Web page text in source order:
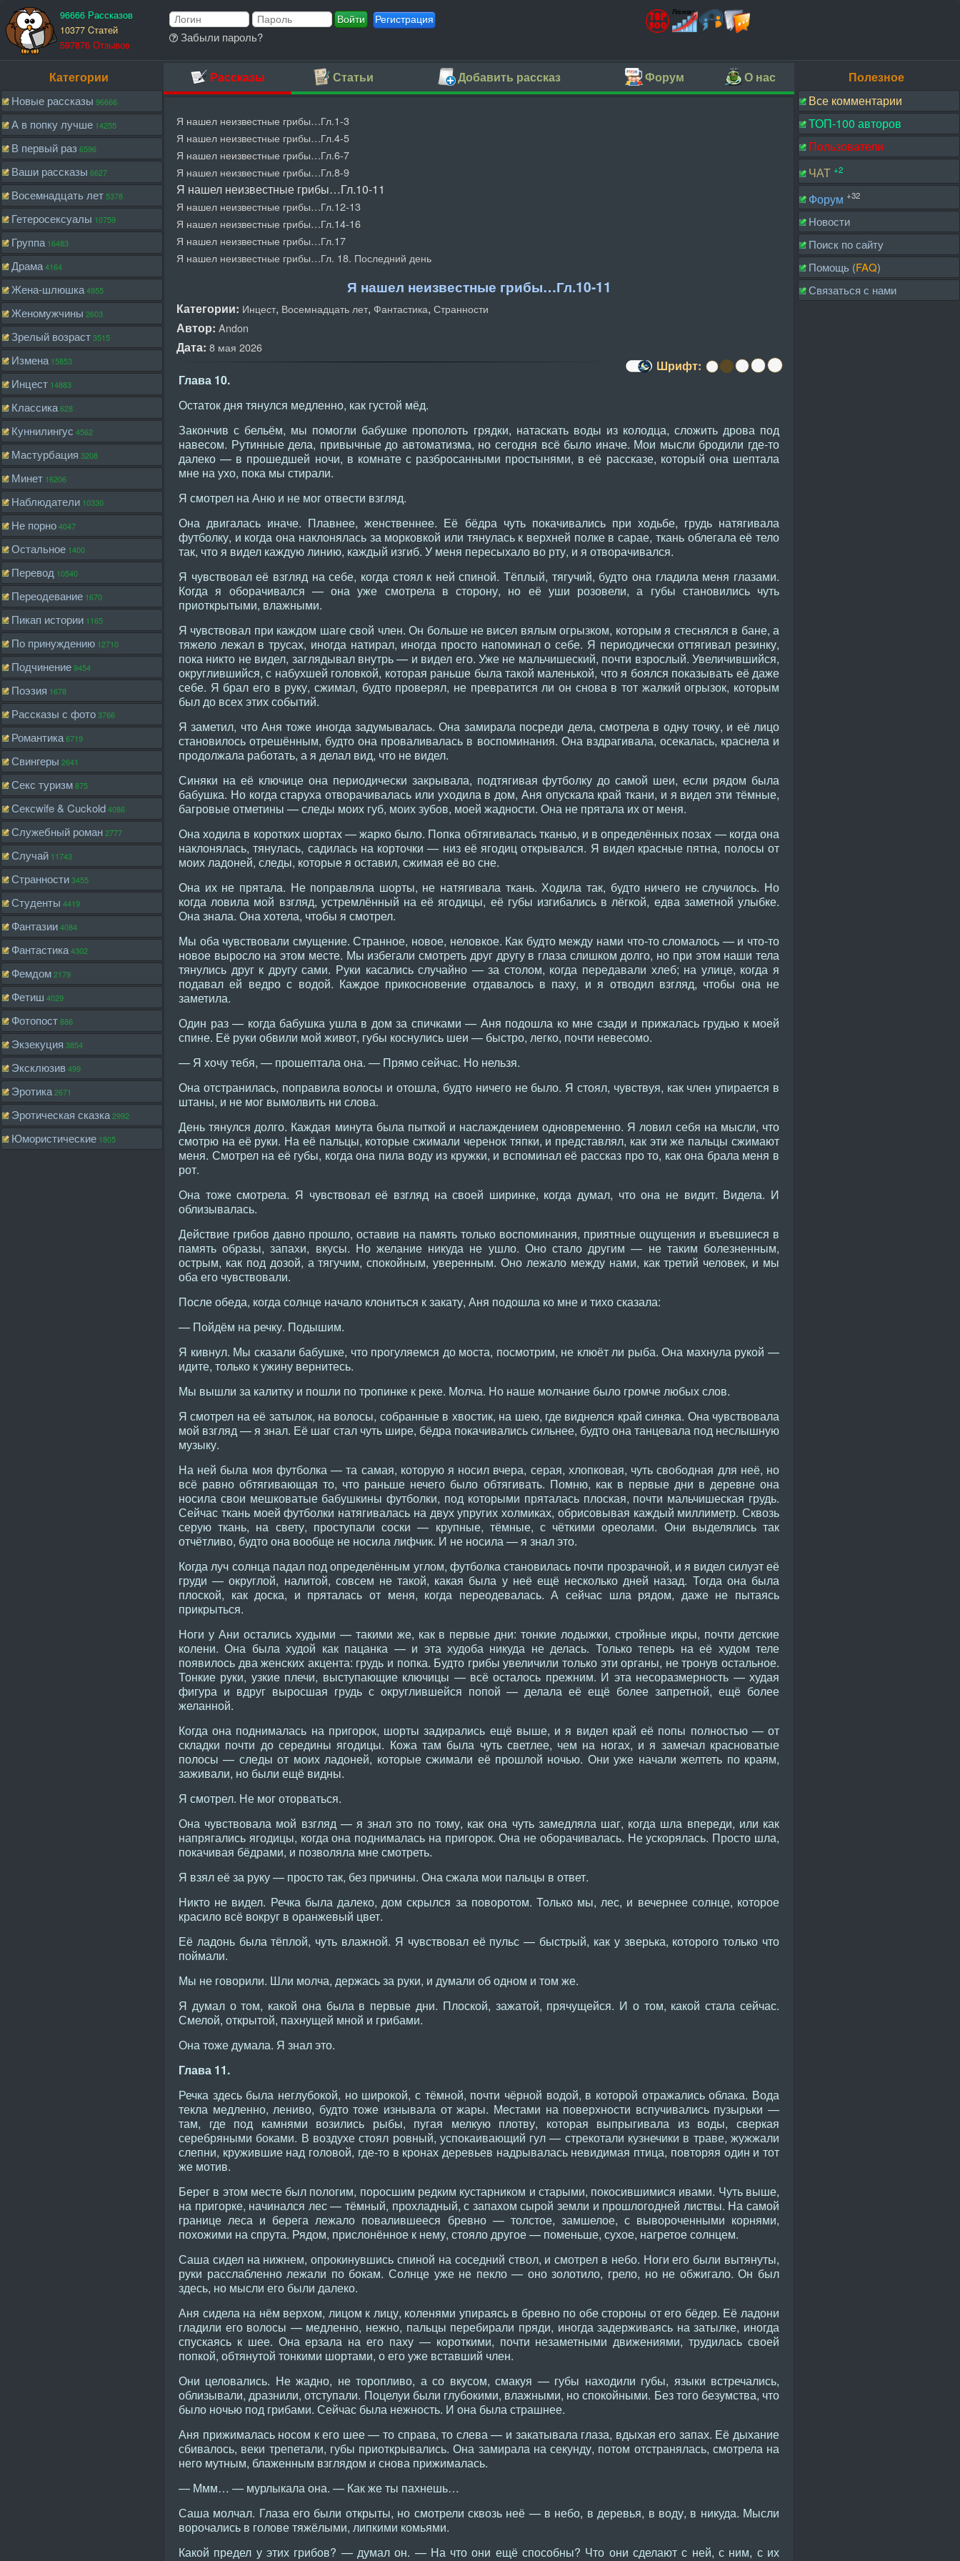
96666 Рассказов
10377 Cтатей
597876 Отзывов
Регистрация
Забыли пароль?
Категории
Новые рассказы 96666
А в попку лучше 14255
В первый раз6596
Ваши рассказы 6627
Восемнадцать лет5378
Гетеросексуалы 10759
Группа 16483
Драма4164
Жена-шлюшка4955
Женомужчины 2603
Зрелый возраст3515
Измена 15853
Инцест 14883
Классика628
Куннилингус 4562
Мастурбация 3208
Минет 16206
Наблюдатели 10330
Не порно4047
Остальное 1400
Перевод 10540
Переодевание 1670
Пикап истории 1165
По принуждению 12710
Подчинение9454
Поэзия 1678
Рассказы с фото3766
Романтика6719
Свингеры 2641
Секс туризм875
Сексwife & Cuckold4086
Служебный роман2777
Случай 11743
Странности3455
Студенты 4419
Фантазии4084
Фантастика4302
Фемдом2179
Фетиш 4029
Фотопост886
Экзекуция 3854
Эксклюзив499
Эротика2671
Эротическая сказка2992
Юмористические 1805
Рассказы Статьи Добавить рассказ Форум О нас
Я нашел неизвестные грибы…Гл.1-3
Я нашел неизвестные грибы…Гл.4-5
Я нашел неизвестные грибы…Гл.6-7
Я нашел неизвестные грибы…Гл.8-9
Я нашел неизвестные грибы…Гл.10-11
Я нашел неизвестные грибы…Гл.12-13
Я нашел неизвестные грибы…Гл.14-16
Я нашел неизвестные грибы…Гл.17
Я нашел неизвестные грибы…Гл. 18. Последний день
Я нашел неизвестные грибы…Гл.10-11
Категории: Инцест, Восемнадцать лет, Фантастика, Странности
Автор: Andon
Дата: 8 мая 2026
Шрифт:
Глава 10.
Остаток дня тянулся медленно, как густой мёд.
Закончив с бельём, мы помогли бабушке прополоть грядки, натаскать воды из колодца, сложить дрова под
навесом. Рутинные дела, привычные до автоматизма, но сегодня всё было иначе. Мои мысли бродили где-то
далеко — в прошедшей ночи, в комнате с разбросанными простынями, в её рассказе, который она шептала
мне на ухо, пока мы стирали.
Я смотрел на Аню и не мог отвести взгляд.
Она двигалась иначе. Плавнее, женственнее. Её бёдра чуть покачивались при ходьбе, грудь натягивала
футболку, и когда она наклонялась за морковкой или тянулась к верхней полке в сарае, ткань облегала её тело
так, что я видел каждую линию, каждый изгиб. У меня пересыхало во рту, и я отворачивался.
Я чувствовал её взгляд на себе, когда стоял к ней спиной. Тёплый, тягучий, будто она гладила меня глазами.
Когда я оборачивался — она уже смотрела в сторону, но её уши розовели, а губы становились чуть
приоткрытыми, влажными.
Я чувствовал при каждом шаге свой член. Он больше не висел вялым огрызком, которым я стеснялся в бане, а
тяжело лежал в трусах, иногда натирал, иногда просто напоминал о себе. Я периодически оттягивал резинку,
пока никто не видел, заглядывал внутрь — и видел его. Уже не мальчишеский, почти взрослый. Увеличившийся,
округлившийся, с набухшей головкой, которая раньше была такой маленькой, что я боялся показывать её даже
себе. Я брал его в руку, сжимал, будто проверял, не превратится ли он снова в тот жалкий огрызок, которым
был до всех этих событий.
Я заметил, что Аня тоже иногда задумывалась. Она замирала посреди дела, смотрела в одну точку, и её лицо
становилось отрешённым, будто она проваливалась в воспоминания. Она вздрагивала, осекалась, краснела и
продолжала работать, а я делал вид, что не видел.
Синяки на её ключице она периодически закрывала, подтягивая футболку до самой шеи, если рядом была
бабушка. Но когда старуха отворачивалась или уходила в дом, Аня опускала край ткани, и я видел эти тёмные,
багровые отметины — следы моих губ, моих зубов, моей жадности. Она не прятала их от меня.
Она ходила в коротких шортах — жарко было. Попка обтягивалась тканью, и в определённых позах — когда она
наклонялась, тянулась, садилась на корточки — низ её ягодиц открывался. Я видел красные пятна, полосы от
моих ладоней, следы, которые я оставил, сжимая её во сне.
Она их не прятала. Не поправляла шорты, не натягивала ткань. Ходила так, будто ничего не случилось. Но
когда ловила мой взгляд, устремлённый на её ягодицы, её губы изгибались в лёгкой, едва заметной улыбке.
Она знала. Она хотела, чтобы я смотрел.
Мы оба чувствовали смущение. Странное, новое, неловкое. Как будто между нами что-то сломалось — и что-то
новое выросло на этом месте. Мы избегали смотреть друг другу в глаза слишком долго, но при этом наши тела
тянулись друг к другу сами. Руки касались случайно — за столом, когда передавали хлеб; на улице, когда я
подавал ей ведро с водой. Каждое прикосновение отдавалось в паху, и я отводил взгляд, чтобы она не
заметила.
Один раз — когда бабушка ушла в дом за спичками — Аня подошла ко мне сзади и прижалась грудью к моей
спине. Её руки обвили мой живот, губы коснулись шеи — быстро, легко, почти невесомо.
— Я хочу тебя, — прошептала она. — Прямо сейчас. Но нельзя.
Она отстранилась, поправила волосы и отошла, будто ничего не было. Я стоял, чувствуя, как член упирается в
штаны, и не мог вымолвить ни слова.
День тянулся долго. Каждая минута была пыткой и наслаждением одновременно. Я ловил себя на мысли, что
смотрю на её руки. На её пальцы, которые сжимали черенок тяпки, и представлял, как эти же пальцы сжимают
меня. Смотрел на её губы, когда она пила воду из кружки, и вспоминал её рассказ про то, как она брала меня в
рот.
Она тоже смотрела. Я чувствовал её взгляд на своей ширинке, когда думал, что она не видит. Видела. И
облизывалась.
Действие грибов давно прошло, оставив на память только воспоминания, приятные ощущения и въевшиеся в
память образы, запахи, вкусы. Но желание никуда не ушло. Оно стало другим — не таким болезненным,
острым, как под дозой, а тягучим, спокойным, уверенным. Оно лежало между нами, как третий человек, и мы
оба его чувствовали.
После обеда, когда солнце начало клониться к закату, Аня подошла ко мне и тихо сказала:
— Пойдём на речку. Подышим.
Я кивнул. Мы сказали бабушке, что прогуляемся до моста, посмотрим, не клюёт ли рыба. Она махнула рукой —
идите, только к ужину вернитесь.
Мы вышли за калитку и пошли по тропинке к реке. Молча. Но наше молчание было громче любых слов.
Я смотрел на её затылок, на волосы, собранные в хвостик, на шею, где виднелся край синяка. Она чувствовала
мой взгляд — я знал. Её шаг стал чуть шире, бёдра покачивались сильнее, будто она танцевала под неслышную
музыку.
На ней была моя футболка — та самая, которую я носил вчера, серая, хлопковая, чуть свободная для неё, но
всё равно обтягивающая то, что раньше нечего было обтягивать. Помню, как в первые дни в деревне она
носила свои мешковатые бабушкины футболки, под которыми пряталась плоская, почти мальчишеская грудь.
Сейчас ткань моей футболки натягивалась на двух упругих холмиках, обрисовывая каждый миллиметр. Сквозь
серую ткань, на свету, проступали соски — крупные, тёмные, с чёткими ореолами. Они выделялись так
отчётливо, будто она вообще не носила лифчик. И не носила — я знал это.
Когда луч солнца падал под определённым углом, футболка становилась почти прозрачной, и я видел силуэт её
груди — округлой, налитой, совсем не такой, какая была у неё ещё несколько дней назад. Тогда она была
плоской, как доска, и пряталась от меня, когда переодевалась. А сейчас шла рядом, даже не пытаясь
прикрыться.
Ноги у Ани остались худыми — такими же, как в первые дни: тонкие лодыжки, стройные икры, почти детские
колени. Она была худой как пацанка — и эта худоба никуда не делась. Только теперь на её худом теле
появилось два женских акцента: грудь и попка. Будто грибы увеличили только эти органы, не тронув остальное.
Тонкие руки, узкие плечи, выступающие ключицы — всё осталось прежним. И эта несоразмерность — худая
фигура и вдруг выросшая грудь с округлившейся попой — делала её ещё более запретной, ещё более
желанной.
Когда она поднималась на пригорок, шорты задирались ещё выше, и я видел край её попы полностью — от
складки почти до середины ягодицы. Кожа там была чуть светлее, чем на ногах, и я замечал красноватые
полосы — следы от моих ладоней, которые сжимали её прошлой ночью. Они уже начали желтеть по краям,
заживали, но были ещё видны.
Я смотрел. Не мог оторваться.
Она чувствовала мой взгляд — я знал это по тому, как она чуть замедляла шаг, когда шла впереди, или как
напрягались ягодицы, когда она поднималась на пригорок. Она не оборачивалась. Не ускорялась. Просто шла,
покачивая бёдрами, и позволяла мне смотреть.
Я взял её за руку — просто так, без причины. Она сжала мои пальцы в ответ.
Никто не видел. Речка была далеко, дом скрылся за поворотом. Только мы, лес, и вечернее солнце, которое
красило всё вокруг в оранжевый цвет.
Её ладонь была тёплой, чуть влажной. Я чувствовал её пульс — быстрый, как у зверька, которого только что
поймали.
Мы не говорили. Шли молча, держась за руки, и думали об одном и том же.
Я думал о том, какой она была в первые дни. Плоской, зажатой, прячущейся. И о том, какой стала сейчас.
Смелой, открытой, пахнущей мной и грибами.
Она тоже думала. Я знал это.
Глава 11.
Речка здесь была неглубокой, но широкой, с тёмной, почти чёрной водой, в которой отражались облака. Вода
текла медленно, лениво, будто тоже изнывала от жары. Местами на поверхности вспучивались пузырьки —
там, где под камнями возились рыбы, пугая мелкую плотву, которая выпрыгивала из воды, сверкая
серебряными боками. В воздухе стоял ровный, успокаивающий гул — стрекотали кузнечики в траве, жужжали
слепни, кружившие над головой, где-то в кронах деревьев надрывалась невидимая птица, повторяя один и тот
же мотив.
Берег в этом месте был пологим, поросшим редким кустарником и старыми, покосившимися ивами. Чуть выше,
на пригорке, начинался лес — тёмный, прохладный, с запахом сырой земли и прошлогодней листвы. На самой
границе леса и берега лежало повалившееся бревно — толстое, замшелое, с вывороченными корнями,
похожими на спрута. Рядом, прислонённое к нему, стояло другое — поменьше, сухое, нагретое солнцем.
Саша сидел на нижнем, опрокинувшись спиной на соседний ствол, и смотрел в небо. Ноги его были вытянуты,
руки расслабленно лежали по бокам. Солнце уже не пекло — оно золотило, грело, но не обжигало. Он был
здесь, но мысли его были далеко.
Аня сидела на нём верхом, лицом к лицу, коленями упираясь в бревно по обе стороны от его бёдер. Её ладони
гладили его волосы — медленно, нежно, пальцы перебирали пряди, иногда задерживаясь на затылке, иногда
спускаясь к шее. Она ерзала на его паху — короткими, почти незаметными движениями, трудилась своей
попкой, обтянутой тонкими шортами, о его уже вставший член.
Они целовались. Не жадно, не торопливо, а со вкусом, смакуя — губы находили губы, языки встречались,
облизывали, дразнили, отступали. Поцелуи были глубокими, влажными, но спокойными. Без того безумства, что
было ночью под грибами. Сейчас была нежность. И она была страшнее.
Аня прижималась носом к его шее — то справа, то слева — и закатывала глаза, вдыхая его запах. Её дыхание
сбивалось, веки трепетали, губы приоткрывались. Она замирала на секунду, потом отстранялась, смотрела на
него мутным, блаженным взглядом и снова прижималась.
— Ммм… — мурлыкала она. — Как же ты пахнешь…
Саша молчал. Глаза его были открыты, но смотрели сквозь неё — в небо, в деревья, в воду, в никуда. Мысли
ворочались в голове тяжёлыми, липкими комьями.
Какой предел у этих грибов? — думал он. — На что они ещё способны? Что они сделают с ней, с ним, с их
Полезное
Все комментарии
ТОП-100 авторов
Пользователи
ЧАТ +2
Форум +32
Новости
Поиск по сайту
Помощь (FAQ)
Связаться с нами